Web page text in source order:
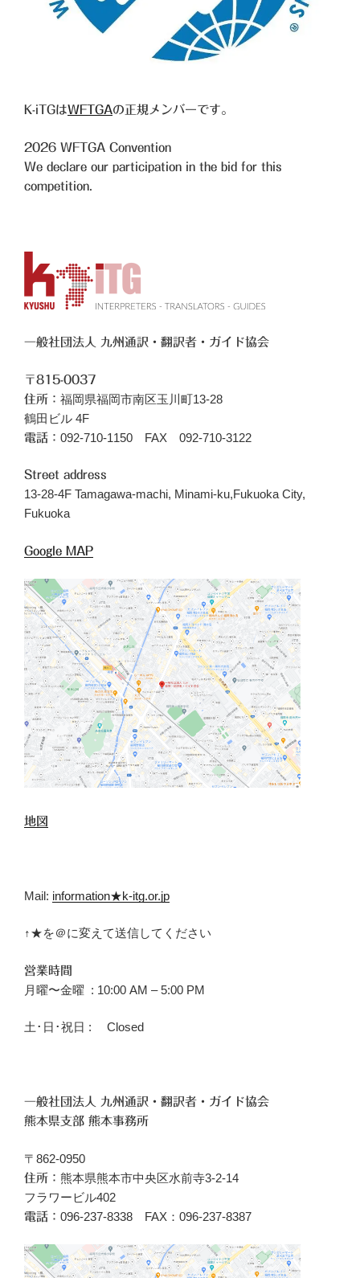
K-iTGはWFTGAの正規メンバーです。
2026 WFTGA Convention
We declare our participation in the bid for this
competition.
一般社団法人 九州通訳・翻訳者・ガイド協会
〒815-0037
住所： 福岡県福岡市南区玉川町13-28
鶴田ビル 4F
電話： 092-710-1150 FAX 092-710-3122
Street address
13-28-4F Tamagawa-machi, Minami-ku,Fukuoka City,
Fukuoka
Google MAP
地図
Mail: information★k-itg.or.jp
↑★を＠に変えて送信してください
営業時間
月曜〜金曜 : 10:00 AM – 5:00 PM
土･日･祝日 : Closed
一般社団法人 九州通訳・翻訳者・ガイド協会
熊本県支部 熊本事務所
〒862-0950
住所： 熊本県熊本市中央区水前寺3-2-14
フラワービル402
電話： 096‐237-8338 FAX：096-237-8387